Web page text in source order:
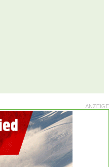
ANZEIGE